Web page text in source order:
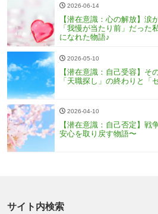
2026-06-14
【潜在意識：心の解放】涙
「我慢が当たり前」だった
になれた物語♪
2026-05-10
【潜在意識：自己受容】そ
「天職探し」の終わりと「
2026-04-10
【潜在意識：自己否定】戦
安心を取り戻す物語〜
サイト内検索